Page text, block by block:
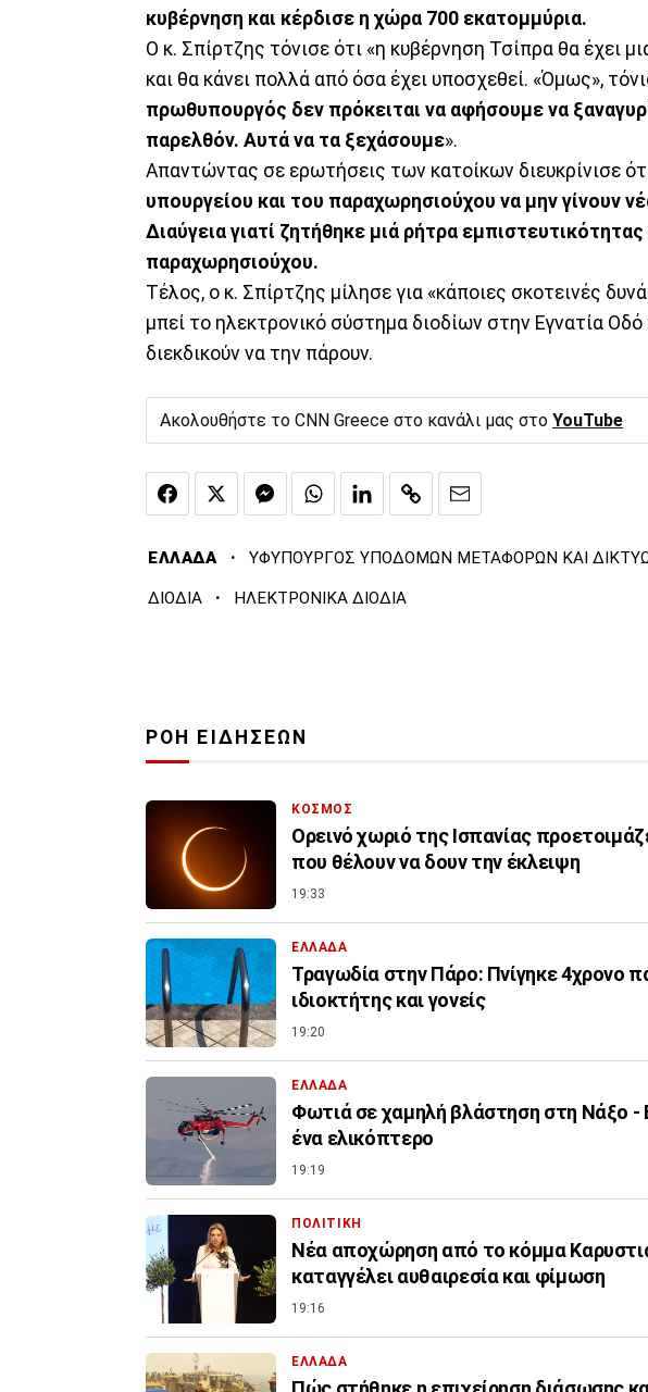
κυβέρνηση και κέρδισε η χώρα 700 εκατομμύρια.
Ο κ. Σπίρτζης τόνισε ότι «η κυβέρνηση Τσίπρα θα έχει
και θα κάνει πολλά από όσα έχει υποσχεθεί. «Όμως»,
πρωθυπουργός δεν πρόκειται να αφήσουμε να
παρελθόν. Αυτά να τα ξεχάσουμε».
Απαντώντας σε ερωτήσεις των κατοίκων διευκρίνισε
υπουργείου και του παραχωρησιούχου να μην γίνουν
Διαύγεια γιατί ζητήθηκε μιά ρήτρα
παραχωρησιούχου.
Τέλος, ο κ. Σπίρτζης μίλησε για «κάποιες σκοτεινές
μπεί το ηλεκτρονικό σύστημα διοδίων στην Εγνατία
διεκδικούν να την πάρουν.
Ακολουθήστε το CNN Greece στο κανάλι μας στο YouTube
ΕΛΛΑΔΑ · ΥΦΥΠΟΥΡΓΟΣ ΥΠΟΔΟΜΩΝ ΜΕΤΑΦΟΡΩΝ ΚΑΙ
ΔΙΟΔΙΑ · ΗΛΕΚΤΡΟΝΙΚΑ ΔΙΟΔΙΑ
ΡΟΗ ΕΙΔΗΣΕΩΝ
ΚΟΣΜΟΣ
Ορεινό χωριό της Ισπανίας
που θέλουν να δουν την έκλειψη
19:33
ΕΛΛΑΔΑ
Τραγωδία στην Πάρο: Πνίγηκε 4χρονο
ιδιοκτήτης και γονείς
19:20
ΕΛΛΑΔΑ
Φωτιά σε χαμηλή βλάστηση στη Νάξο -
ένα ελικόπτερο
19:19
ΠΟΛΙΤΙΚΗ
Νέα αποχώρηση από το κόμμα
καταγγέλει αυθαιρεσία και φίμωση
19:16
ΕΛΛΑΔΑ